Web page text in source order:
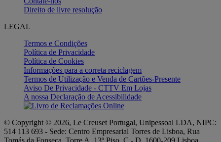
Direito de livre resolução
LEGAL
Termos e Condições
Política de Privacidade
Política de Cookies
Informações para a correta reciclagem
Termos de Utilização e Venda de Cartões-Presente
Aviso De Privacidade - CTTV Em Lojas
A nossa Declaração de Acessibilidade
© Copyright © 2026, Le Creuset Portugal, Unipessoal LDA, NIPC:
514 113 693 - Sede: Centro Empresarial Torres de Lisboa, Rua
Tomás da Fonseca, Torre A, 13º Piso, C - D, 1600-209 Lisboa